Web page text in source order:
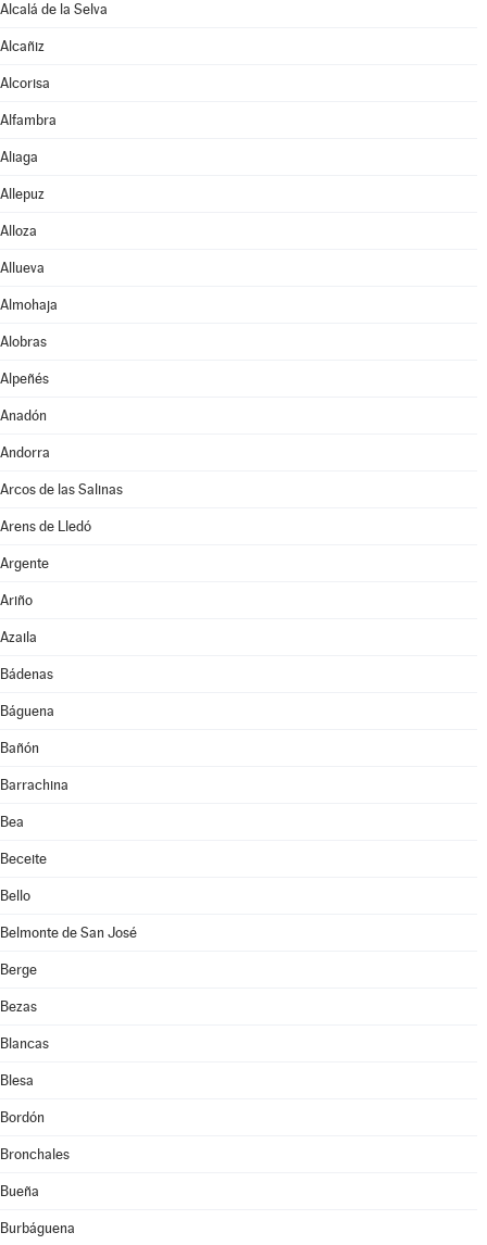
Alcalá de la Selva
Alcañiz
Alcorisa
Alfambra
Aliaga
Allepuz
Alloza
Allueva
Almohaja
Alobras
Alpeñés
Anadón
Andorra
Arcos de las Salinas
Arens de Lledó
Argente
Ariño
Azaila
Bádenas
Báguena
Bañón
Barrachina
Bea
Beceite
Bello
Belmonte de San José
Berge
Bezas
Blancas
Blesa
Bordón
Bronchales
Bueña
Burbáguena